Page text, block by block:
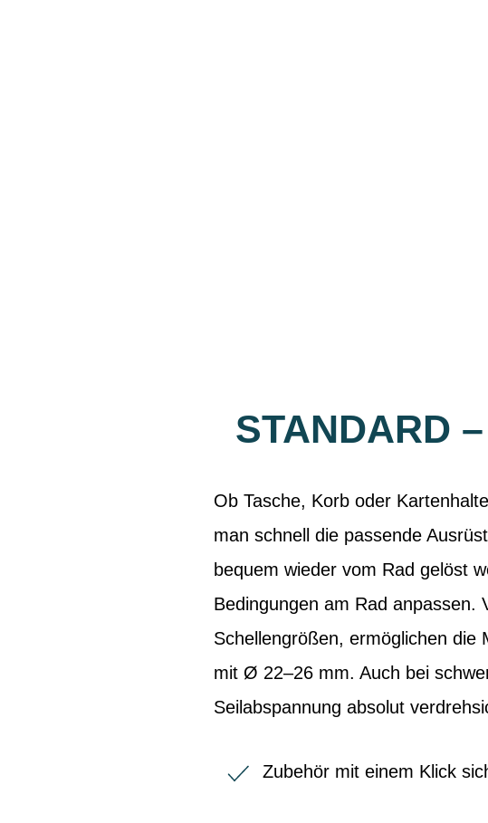
STANDARD
Ob Tasche, Korb oder
man schnell die passende
bequem wieder vom Rad gelöst
Bedingungen am Rad anpassen.
Schellengrößen, ermöglichen
mit Ø 22–26 mm. Auch bei
Seilabspannung absolut
Zubehör mit einem Klick